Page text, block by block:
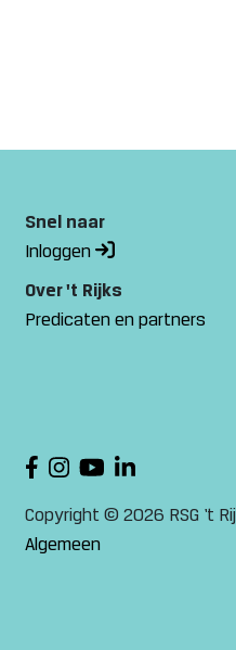
Snel naar
Inloggen
Over 't Rijks
Predicaten en partners
Copyright © 2026 RSG ‘t
Algemeen